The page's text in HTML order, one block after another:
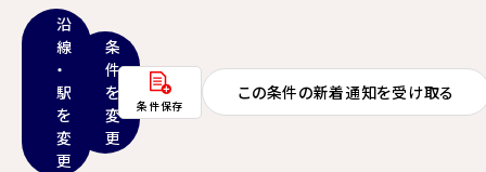
沿
線
・
駅
を
変
更
条
件
を
変
更
条件保存
この条件の新着通知を受け取る